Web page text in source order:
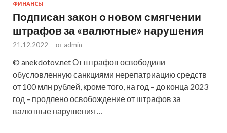
ФИНАНСЫ
Подписан закон о новом смягчении
штрафов за «валютные» нарушения
21.12.2022 - от admin
© anekdotov.net От штрафов освободили
обусловленную санкциями нерепатриацию средств
от 100 млн рублей, кроме того, на год – до конца 2023
год – продлено освобождение от штрафов за
валютные нарушения …